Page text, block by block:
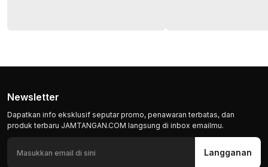
Newsletter
Dapatkan info eksklusif seputar promo, penawaran terbatas, dan
produk terbaru JAMTANGAN.COM langsung di inbox emailmu.
Langganan